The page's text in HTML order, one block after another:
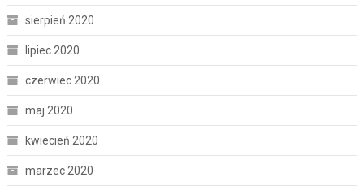
sierpień 2020
lipiec 2020
czerwiec 2020
maj 2020
kwiecień 2020
marzec 2020